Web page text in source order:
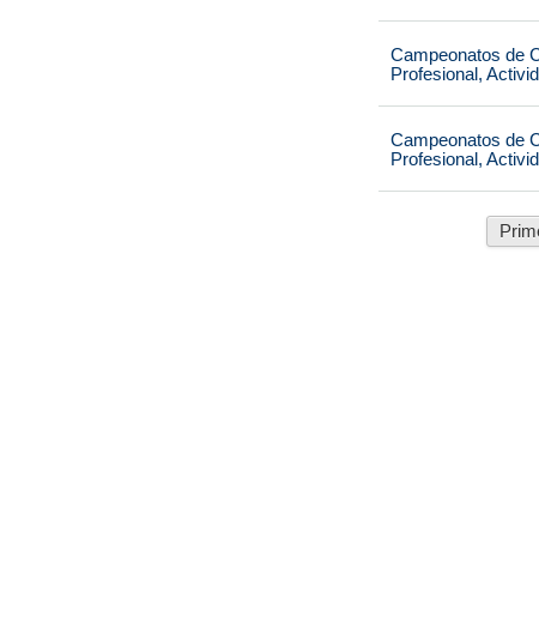
Campeonatos de
Profesional,
Campeonatos de
Profesional,